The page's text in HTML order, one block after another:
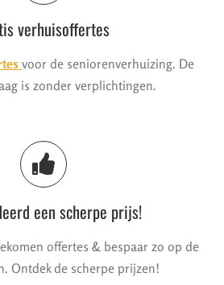
verhuisoffertes
voor de seniorenverhuizing. De
is zonder verplichtingen.
een scherpe prijs!
offertes & bespaar zo op de
Ontdek de scherpe prijzen!